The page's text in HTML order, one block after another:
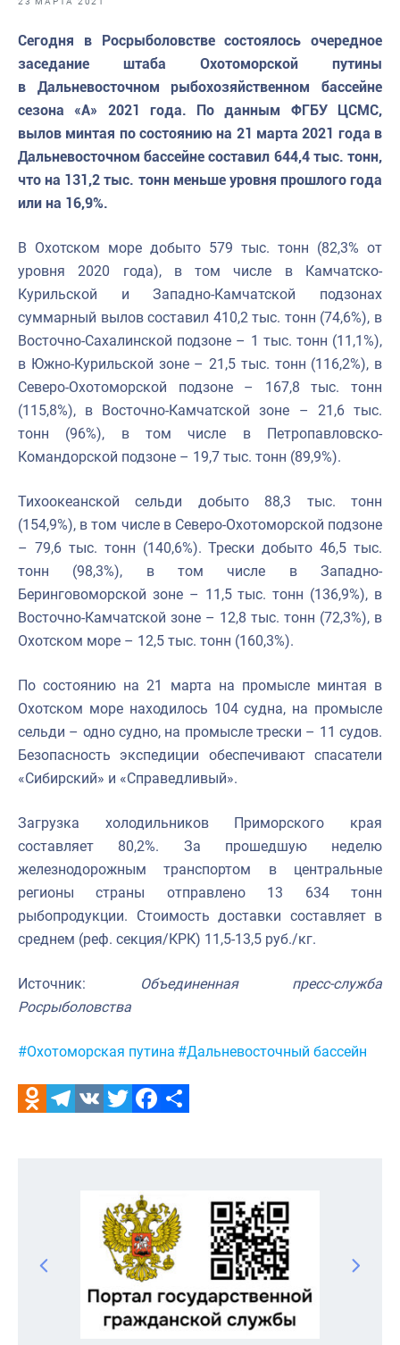
Выставки и конференции
Научно-практическая литература
Рыбоохрана России
Отрасль в цифрах
Инфографика
Укрепление духовно-нравственных ценностей
События в России и мире
Сегодня в Росрыболовстве состоялось очередное
заседание штаба Охотоморской путины
в Дальневосточном рыбохозяйственном бассейне
сезона «А» 2021 года. По данным ФГБУ ЦСМС,
вылов минтая по состоянию на 21 марта 2021 года в
Дальневосточном бассейне составил 644,4 тыс. тонн,
что на 131,2 тыс. тонн меньше уровня прошлого года
или на 16,9%.
В Охотском море добыто 579 тыс. тонн (82,3% от
уровня 2020 года), в том числе в Камчатско-
Курильской и Западно-Камчатской подзонах
суммарный вылов составил 410,2 тыс. тонн (74,6%), в
Восточно-Сахалинской подзоне – 1 тыс. тонн (11,1%),
в Южно-Курильской зоне – 21,5 тыс. тонн (116,2%), в
Северо-Охотоморской подзоне – 167,8 тыс. тонн
(115,8%), в Восточно-Камчатской зоне – 21,6 тыс.
тонн (96%), в том числе в Петропавловско-
Командорской подзоне – 19,7 тыс. тонн (89,9%).
Тихоокеанской сельди добыто 88,3 тыс. тонн
(154,9%), в том числе в Северо-Охотоморской подзоне
– 79,6 тыс. тонн (140,6%). Трески добыто 46,5 тыс.
тонн (98,3%), в том числе в Западно-
Беринговоморской зоне – 11,5 тыс. тонн (136,9%), в
Восточно-Камчатской зоне – 12,8 тыс. тонн (72,3%), в
Охотском море – 12,5 тыс. тонн (160,3%).
По состоянию на 21 марта на промысле минтая в
Охотском море находилось 104 судна, на промысле
сельди – одно судно, на промысле трески – 11 судов.
Безопасность экспедиции обеспечивают спасатели
«Сибирский» и «Справедливый».
Загрузка холодильников Приморского края
составляет 80,2%. За прошедшую неделю
железнодорожным транспортом в центральные
регионы страны отправлено 13 634 тонн
рыбопродукции. Стоимость доставки составляет в
среднем (реф. секция/КРК) 11,5-13,5 руб./кг.
Источник:
Объединенная пресс-служба
Росрыболовства
Метки:
#Охотоморская путина #Дальневосточный бассейн